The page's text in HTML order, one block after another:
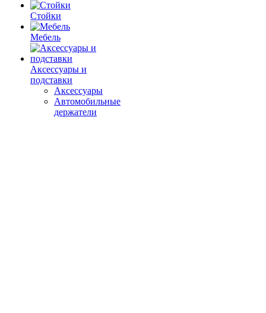
Стойки
Мебель
Аксессуары и
подставки
Аксессуары
Автомобильные
держатели